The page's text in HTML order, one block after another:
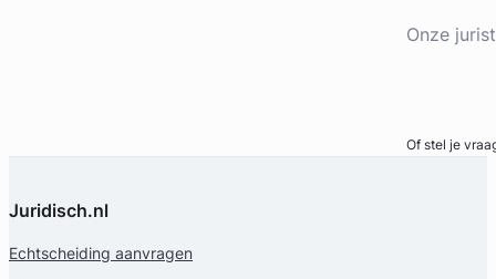
Marjolijn Jakobs-Hiemstra
Onze
Of stel je
Juridisch.nl
Echtscheiding aanvragen